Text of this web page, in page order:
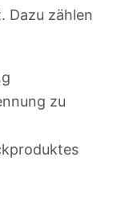
Dazu zählen
zu